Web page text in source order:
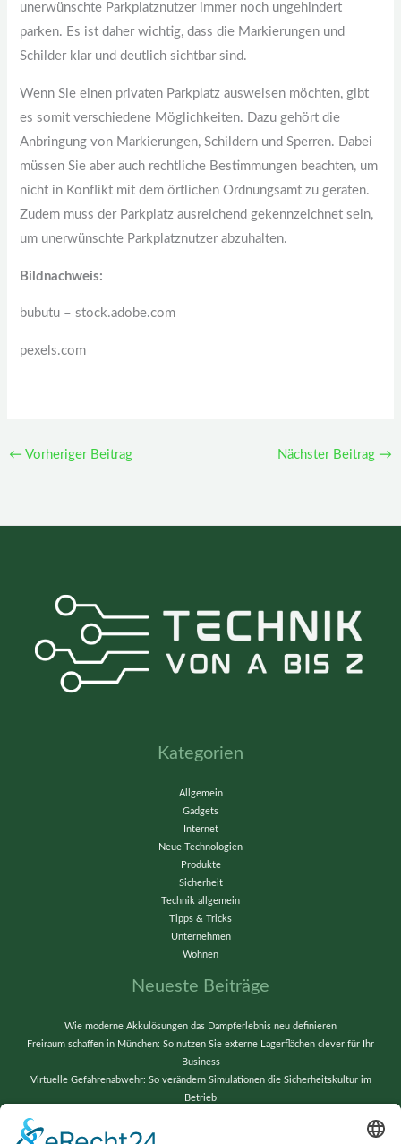
unerwünschte Parkplatznutzer immer noch ungehindert
parken. Es ist daher wichtig, dass die Markierungen und
Schilder klar und deutlich sichtbar sind.
Wenn Sie einen privaten Parkplatz ausweisen möchten, gibt
es somit verschiedene Möglichkeiten. Dazu gehört die
Anbringung von Markierungen, Schildern und Sperren. Dabei
müssen Sie aber auch rechtliche Bestimmungen beachten, um
nicht in Konflikt mit dem örtlichen Ordnungsamt zu geraten.
Zudem muss der Parkplatz ausreichend gekennzeichnet sein,
um unerwünschte Parkplatznutzer abzuhalten.
Bildnachweis:
bubutu – stock.adobe.com
pexels.com
← Vorheriger Beitrag Nächster Beitrag →
Kategorien
Allgemein
Gadgets
Internet
Neue Technologien
Produkte
Sicherheit
Technik allgemein
Tipps & Tricks
Unternehmen
Wohnen
Neueste Beiträge
Wie moderne Akkulösungen das Dampferlebnis neu definieren
Freiraum schaffen in München: So nutzen Sie externe Lagerflächen clever für Ihr
Business
Virtuelle Gefahrenabwehr: So verändern Simulationen die Sicherheitskultur im
Betrieb
Wenn alte Bänder neu erstrahlen: Techniktricks für gestochen scharfe Videos und